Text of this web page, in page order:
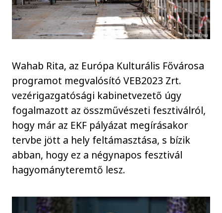
Wahab Rita, az Európa Kulturális Fővárosa
programot megvalósító VEB2023 Zrt.
vezérigazgatósági kabinetvezető úgy
fogalmazott az összművészeti fesztiválról,
hogy már az EKF pályázat megírásakor
tervbe jött a hely feltámasztása, s bízik
abban, hogy ez a négynapos fesztivál
hagyományteremtő lesz.